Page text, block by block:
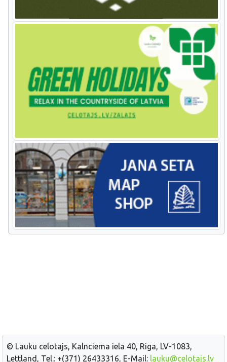
© Lauku celotajs, Kalnciema iela 40, Riga, LV-1083,
Lettland, Tel.: +(371) 26433316, E-Mail: lauku@celotajs.lv